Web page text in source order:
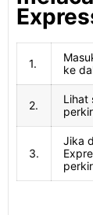
1.
ke
2.
Lihat
3.
Jika